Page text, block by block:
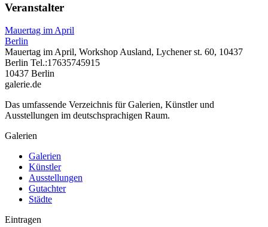
Veranstalter
Mauertag im April
Berlin
Mauertag im April, Workshop Ausland, Lychener st. 60, 10437
Berlin Tel.:17635745915
10437 Berlin
galerie.de
Das umfassende Verzeichnis für Galerien, Künstler und
Ausstellungen im deutschsprachigen Raum.
Galerien
Galerien
Künstler
Ausstellungen
Gutachter
Städte
Eintragen